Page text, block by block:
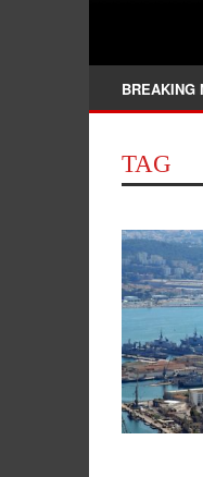
BREAKING
Banque privée, qu’est-ce
TAG